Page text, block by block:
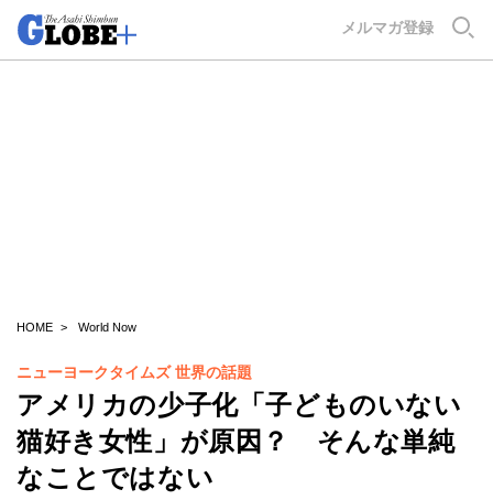
メルマガ登録
HOME World Now
ニューヨークタイムズ 世界の話題
アメリカの少子化「子どものいない
猫好き女性」が原因？ そんな単純
なことではない